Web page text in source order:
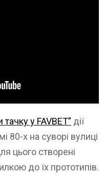
у FAVBET” дії
80-х на суворі вулиці
цього створені
до їх прототипів.